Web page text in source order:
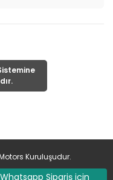
Whatsapp Sipariş için
Kuruluşudur.